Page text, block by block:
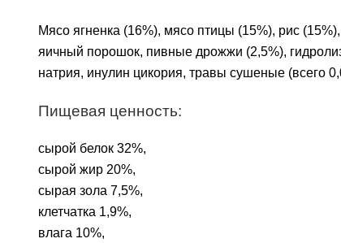
Мясо ягненка (16%), мясо птицы (15%), рис
яичный порошок, пивные дрожжи (2,5%),
натрия, инулин цикория, травы сушеные (всего
Пищевая ценность:
сырой белок 32%,
сырой жир 20%,
сырая зола 7,5%,
клетчатка 1,9%,
влага 10%,